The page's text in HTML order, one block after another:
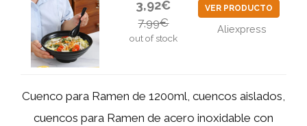
3,92€
7,99€
out of stock
VER PRODUCTO
Aliexpress
Cuenco para Ramen de 1200ml, cuencos aislados,
cuencos para Ramen de acero inoxidable con